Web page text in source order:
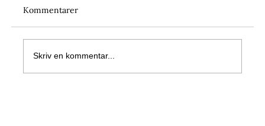
Kommentarer
Skriv en kommentar...